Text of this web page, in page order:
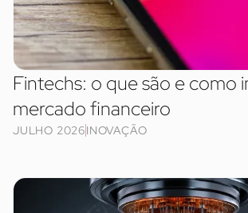
Fintechs: o que são e como
mercado financeiro
JULHO 2026INOVAÇÃO